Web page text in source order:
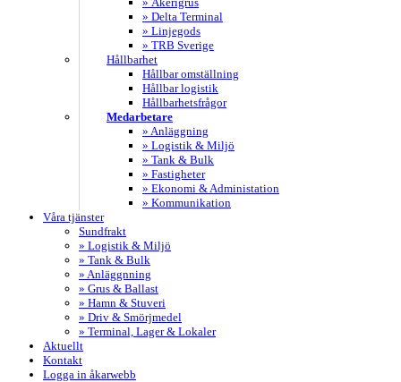
» Delta Terminal
» Linjegods
» TRB Sverige
Hållbarhet
Hållbar omställning
Hållbar logistik
Hållbarhetsfrågor
Medarbetare
» Anläggning
» Logistik & Miljö
» Tank & Bulk
» Fastigheter
» Ekonomi & Administation
» Kommunikation
Våra tjänster
Sundfrakt
» Logistik & Miljö
» Tank & Bulk
» Anläggnning
» Grus & Ballast
» Hamn & Stuveri
» Driv & Smörjmedel
» Terminal, Lager & Lokaler
Aktuellt
Kontakt
Logga in åkarwebb